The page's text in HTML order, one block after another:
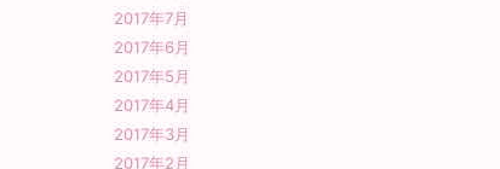
2017年7月
2017年6月
2017年5月
2017年4月
2017年3月
2017年2月